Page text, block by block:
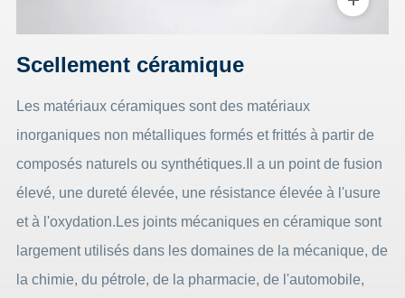
Scellement céramique
Les matériaux céramiques sont des matériaux
inorganiques non métalliques formés et frittés à partir de
composés naturels ou synthétiques.Il a un point de fusion
élevé, une dureté élevée, une résistance élevée à l'usure
et à l'oxydation.Les joints mécaniques en céramique sont
largement utilisés dans les domaines de la mécanique, de
la chimie, du pétrole, de la pharmacie, de l'automobile,